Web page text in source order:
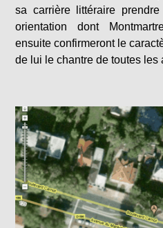
sa carrière littéraire
orientation dont
ensuite confirmeront le
de lui le chantre de toutes les